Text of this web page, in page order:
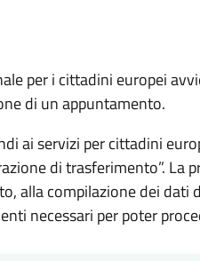
per i cittadini europei
di un appuntamento.
ai servizi per cittadini
di trasferimento”. La
alla compilazione dei dati
necessari per poter